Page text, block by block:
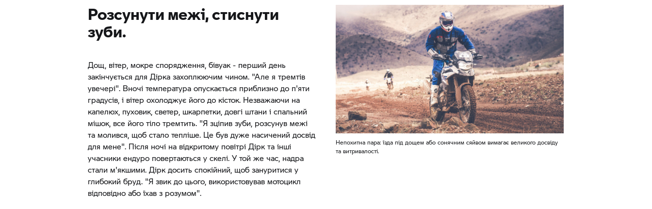
Розсунути межі, стиснути
зуби.
Непохитна пара: їзда під дощем або сонячним сяйвом вимагає великого досвіду
та витривалості.
Дощ, вітер, мокре спорядження, бівуак - перший день
закінчується для Дірка захоплюючим чином. "Але я тремтів
увечері". Вночі температура опускається приблизно до п'яти
градусів, і вітер охолоджує його до кісток. Незважаючи на
капелюх, пуховик, светер, шкарпетки, довгі штани і спальний
мішок, все його тіло тремтить. "Я зціпив зуби, розсунув межі
та молився, щоб стало тепліше. Це був дуже насичений досвід
для мене". Після ночі на відкритому повітрі Дірк та інші
учасники ендуро повертаються у скелі. У той же час, надра
стали м'якшими. Дірк досить спокійний, щоб зануритися у
глибокий бруд. "Я звик до цього, використовував мотоцикл
відповідно або їхав з розумом".